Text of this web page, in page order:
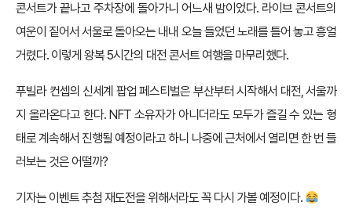
콘서트가 끝나고 주차장에 돌아가니 어느새 밤이었다. 라이브 콘서트의
여운이 짙어서 서울로 돌아오는 내내 오늘 들었던 노래를 틀어 놓고 흥얼
거렸다. 이렇게 왕복 5시간의 대전 콘서트 여행을 마무리했다.
푸빌라 컨셉의 신세계 팝업 페스티벌은 부산부터 시작해서 대전, 서울까
지 올라온다고 한다. NFT 소유자가 아니더라도 모두가 즐길 수 있는 형
태로 계속해서 진행될 예정이라고 하니 나중에 근처에서 열리면 한 번 들
러보는 것은 어떨까?
기자는 이벤트 추첨 재도전을 위해서라도 꼭 다시 가볼 예정이다.